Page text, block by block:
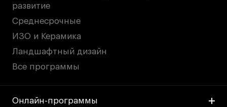
развитие
Среднесрочные
ИЗО и Керамика
Ландшафтный дизайн
Все программы
Онлайн-программы